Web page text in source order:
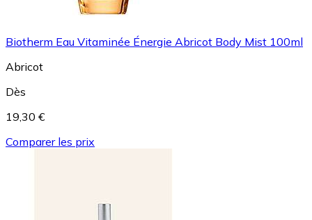
Biotherm Eau Vitaminée Énergie Abricot Body Mist 100ml
Abricot
Dès
19,30 €
Comparer les prix